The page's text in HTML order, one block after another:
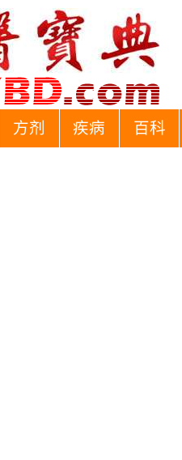
方剂 疾病 百科